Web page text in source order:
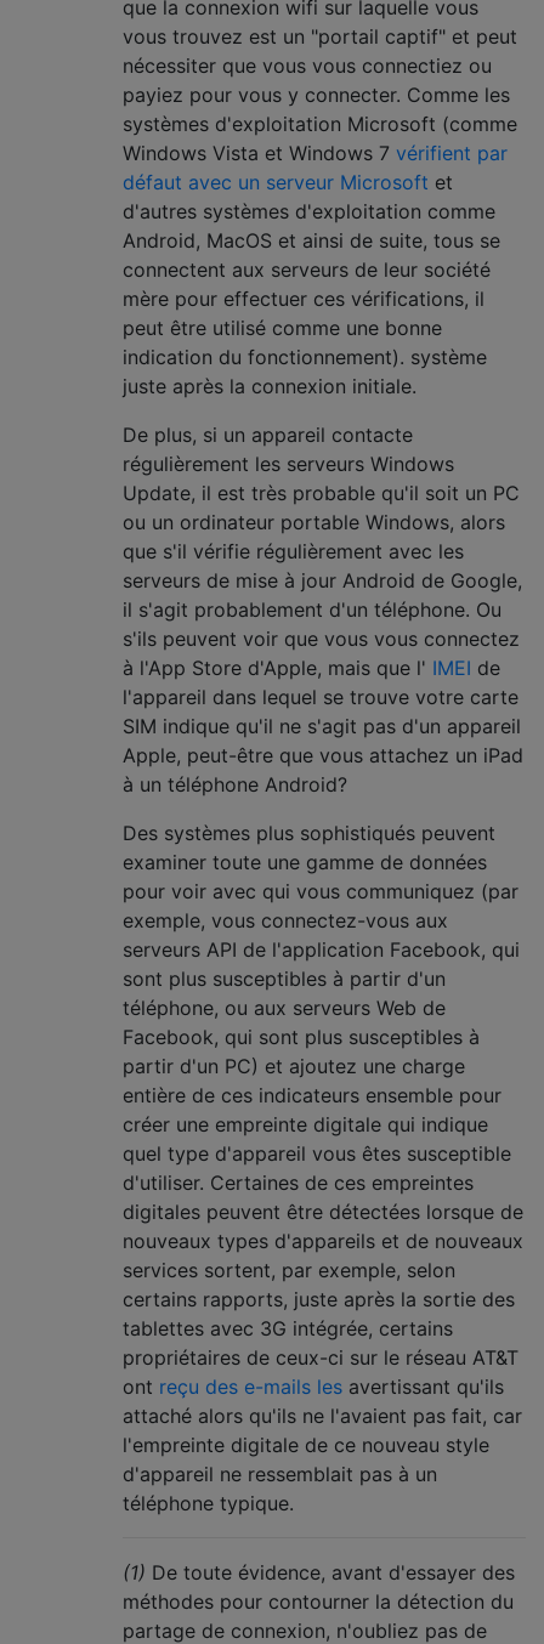
que la connexion wifi sur laquelle vous
vous trouvez est un "portail captif" et peut
nécessiter que vous vous connectiez ou
payiez pour vous y connecter. Comme les
systèmes d'exploitation Microsoft (comme
Windows Vista et Windows 7 vérifient par
défaut avec un serveur Microsoft et
d'autres systèmes d'exploitation comme
Android, MacOS et ainsi de suite, tous se
connectent aux serveurs de leur société
mère pour effectuer ces vérifications, il
peut être utilisé comme une bonne
indication du fonctionnement). système
juste après la connexion initiale.
De plus, si un appareil contacte
régulièrement les serveurs Windows
Update, il est très probable qu'il soit un PC
ou un ordinateur portable Windows, alors
que s'il vérifie régulièrement avec les
serveurs de mise à jour Android de Google,
il s'agit probablement d'un téléphone. Ou
s'ils peuvent voir que vous vous connectez
à l'App Store d'Apple, mais que l' IMEI de
l'appareil dans lequel se trouve votre carte
SIM indique qu'il ne s'agit pas d'un appareil
Apple, peut-être que vous attachez un iPad
à un téléphone Android?
Des systèmes plus sophistiqués peuvent
examiner toute une gamme de données
pour voir avec qui vous communiquez (par
exemple, vous connectez-vous aux
serveurs API de l'application Facebook, qui
sont plus susceptibles à partir d'un
téléphone, ou aux serveurs Web de
Facebook, qui sont plus susceptibles à
partir d'un PC) et ajoutez une charge
entière de ces indicateurs ensemble pour
créer une empreinte digitale qui indique
quel type d'appareil vous êtes susceptible
d'utiliser. Certaines de ces empreintes
digitales peuvent être détectées lorsque de
nouveaux types d'appareils et de nouveaux
services sortent, par exemple, selon
certains rapports, juste après la sortie des
tablettes avec 3G intégrée, certains
propriétaires de ceux-ci sur le réseau AT&T
ont reçu des e-mails les avertissant qu'ils
attaché alors qu'ils ne l'avaient pas fait, car
l'empreinte digitale de ce nouveau style
d'appareil ne ressemblait pas à un
téléphone typique.
(1) De toute évidence, avant d'essayer des
méthodes pour contourner la détection du
partage de connexion, n'oubliez pas de